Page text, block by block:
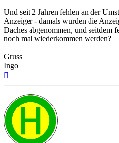
Und seit 2 Jahren fehlen an der
Anzeiger - damals wurden die
Daches abgenommen, und seitdem
noch mal wiederkommen werden?
Gruss
Ingo